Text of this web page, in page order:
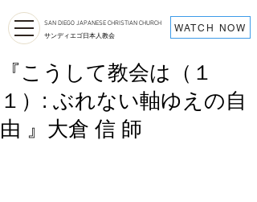
SAN DIEGO JAPANESE CHRISTIAN CHURCH
サンディエゴ日本人教会
WATCH NOW
『こうして教会は（１
１）: ぶれない軸ゆえの自
由 』大倉 信 師